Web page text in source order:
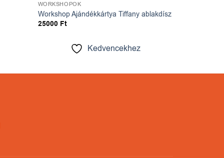
WORKSHOPOK
Workshop Ajándékkártya Tiffany ablakdísz
25000 Ft
Kedvencekhez